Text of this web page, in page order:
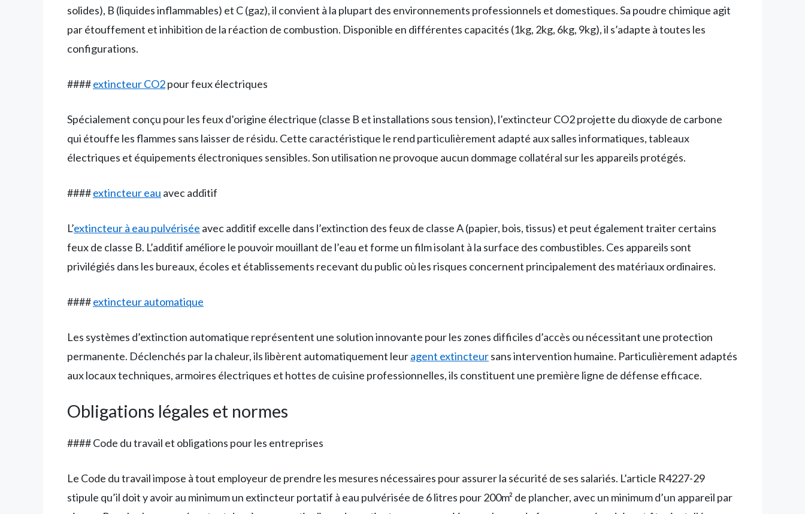
solides), B (liquides inflammables) et C (gaz), il convient à la plupart des environnements professionnels et domestiques. Sa poudre chimique agit
par étouffement et inhibition de la réaction de combustion. Disponible en différentes capacités (1kg, 2kg, 6kg, 9kg), il s’adapte à toutes les
configurations.
####extincteur CO2pour feux électriques
Spécialement conçu pour les feux d’origine électrique (classe B et installations sous tension), l’extincteur CO2 projette du dioxyde de carbone
qui étouffe les flammes sans laisser de résidu. Cette caractéristique le rend particulièrement adapté aux salles informatiques, tableaux
électriques et équipements électroniques sensibles. Son utilisation ne provoque aucun dommage collatéral sur les appareils protégés.
####extincteur eau avec additif
L’extincteur à eau pulvérisée avec additif excelle dans l’extinction des feux de classe A (papier, bois, tissus) et peut également traiter certains
feux de classe B. L’additif améliore le pouvoir mouillant de l’eau et forme un film isolant à la surface des combustibles. Ces appareils sont
privilégiés dans les bureaux, écoles et établissements recevant du public où les risques concernent principalement des matériaux ordinaires.
####extincteur automatique
Les systèmes d’extinction automatique représentent une solution innovante pour les zones difficiles d’accès ou nécessitant une protection
permanente. Déclenchés par la chaleur, ils libèrent automatiquement leuragent extincteursans intervention humaine. Particulièrement adaptés
aux locaux techniques, armoires électriques et hottes de cuisine professionnelles, ils constituent une première ligne de défense efficace.
Obligations légales et normes
#### Code du travail et obligations pour les entreprises
Le Code du travail impose à tout employeur de prendre les mesures nécessaires pour assurer la sécurité de ses salariés. L’article R4227-29
stipule qu’il doit y avoir au minimum un extincteur portatif à eau pulvérisée de 6 litres pour 200m² de plancher, avec un minimum d’un appareil par